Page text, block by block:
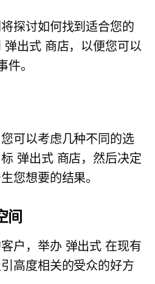
探讨如何找到适合您的
弹出式商店，以便您可以
件。
可以考虑几种不同的选
弹出式商店，然后决定
您想要的结果。
间
户，举办 弹出式 在现有
高度相关的受众的好方